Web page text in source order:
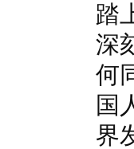
踏
深
何
国
界